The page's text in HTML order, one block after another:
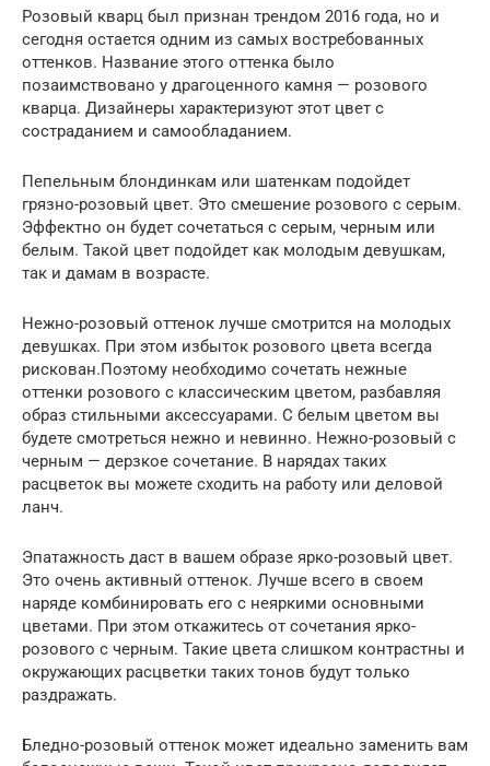
Розовый кварц был признан трендом 2016 года, но и
сегодня остается одним из самых востребованных
оттенков. Название этого оттенка было
позаимствовано у драгоценного камня — розового
кварца. Дизайнеры характеризуют этот цвет с
состраданием и самообладанием.
Пепельным блондинкам или шатенкам подойдет
грязно-розовый цвет. Это смешение розового с серым.
Эффектно он будет сочетаться с серым, черным или
белым. Такой цвет подойдет как молодым девушкам,
так и дамам в возрасте.
Нежно-розовый оттенок лучше смотрится на молодых
девушках. При этом избыток розового цвета всегда
рискован.Поэтому необходимо сочетать нежные
оттенки розового с классическим цветом, разбавляя
образ стильными аксессуарами. С белым цветом вы
будете смотреться нежно и невинно. Нежно-розовый с
черным — дерзкое сочетание. В нарядах таких
расцветок вы можете сходить на работу или деловой
ланч.
Эпатажность даст в вашем образе ярко-розовый цвет.
Это очень активный оттенок. Лучше всего в своем
наряде комбинировать его с неяркими основными
цветами. При этом откажитесь от сочетания ярко-
розового с черным. Такие цвета слишком контрастны и
окружающих расцветки таких тонов будут только
раздражать.
Бледно-розовый оттенок может идеально заменить вам